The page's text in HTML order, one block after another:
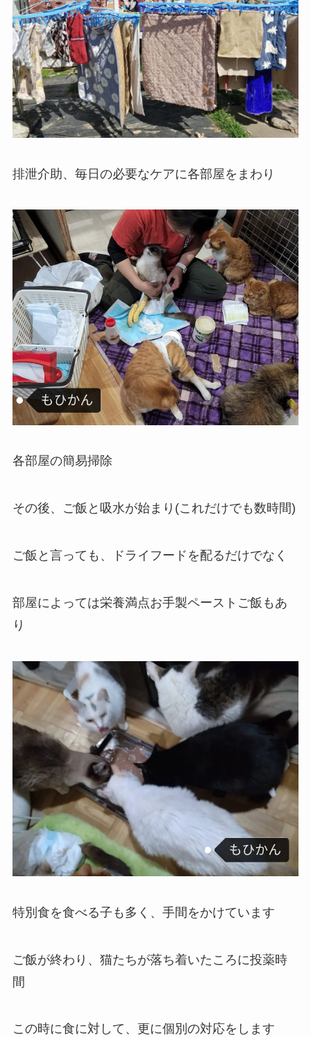
排泄介助、毎日の必要なケアに各部屋をまわり
各部屋の簡易掃除
その後、ご飯と吸水が始まり(これだけでも数時間)
ご飯と言っても、ドライフードを配るだけでなく
部屋によっては栄養満点お手製ペーストご飯もあ
り
特別食を食べる子も多く、手間をかけています
ご飯が終わり、猫たちが落ち着いたころに投薬時
間
この時に食に対して、更に個別の対応をします